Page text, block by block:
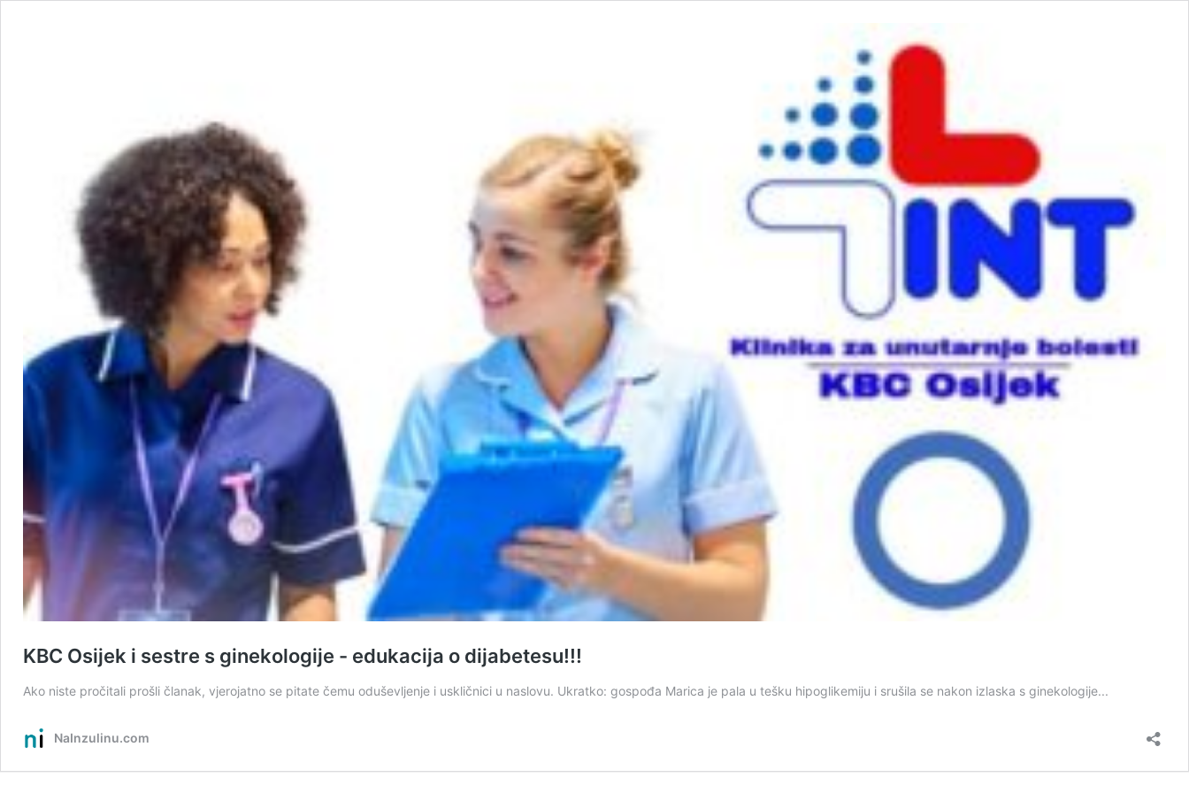
KBC Osijek i sestre s ginekologije - edukacija o dijabetesu!!!
Ako niste pročitali prošli članak, vjerojatno se pitate čemu oduševljenje i uskličnici u naslovu. Ukratko: gospođa Marica je pala u tešku hipoglikemiju i srušila se nakon izlaska s ginekologije...
NaInzulinu.com